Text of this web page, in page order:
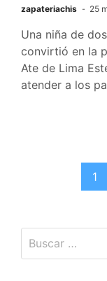
zapateriachis 25
Una niña de
convirtió en la
Ate de Lima
atender a los
Navegación
entradas
1